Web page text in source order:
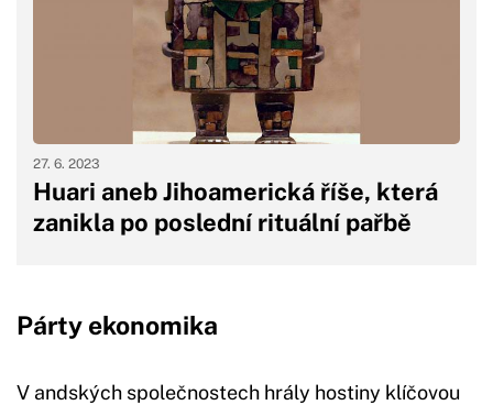
Huari aneb Jihoamerická říše, která
zanikla po poslední rituální pařbě
27. 6. 2023
Párty ekonomika
V andských společnostech hrály hostiny klíčovou